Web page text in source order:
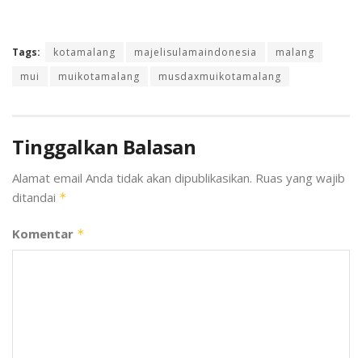
Tags: kotamalang majelisulamaindonesia
malang
mui
muikotamalang musdaxmuikotamalang
Tinggalkan Balasan
Alamat email Anda tidak akan dipublikasikan. Ruas yang wajib
ditandai *
Komentar *